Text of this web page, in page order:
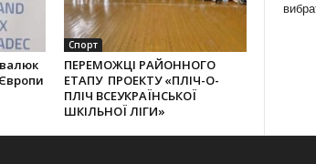
Спорт
ПЕРЕМОЖЦІ РАЙОННОГО
ЕТАПУ ПРОЕКТУ «ПЛІЧ-О-
ПЛІЧ ВСЕУКРАЇНСЬКОЇ
ШКІЛЬНОЇ ЛІГИ»